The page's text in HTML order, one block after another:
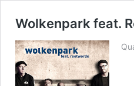
Wolkenpark feat.